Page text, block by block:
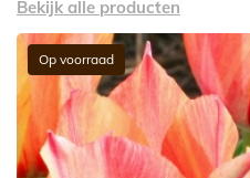
Bekijk alle producten
Op voorraad